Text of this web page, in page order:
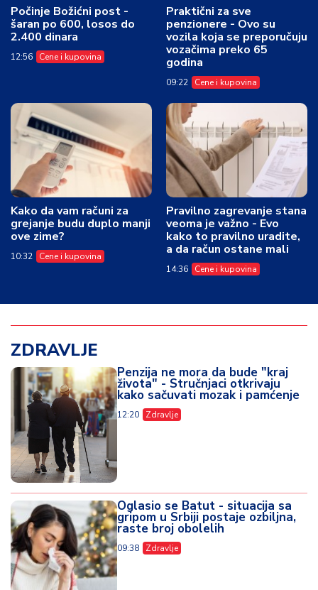
Počinje Božićni post -
šaran po 600, losos do
2.400 dinara
12:56 Cene i kupovina
Praktični za sve
penzionere - Ovo su
vozila koja se preporučuju
vozačima preko 65
godina
09:22 Cene i kupovina
Kako da vam računi za
grejanje budu duplo manji
ove zime?
10:32 Cene i kupovina
Pravilno zagrevanje stana
veoma je važno - Evo
kako to pravilno uradite,
a da račun ostane mali
14:36 Cene i kupovina
ZDRAVLJE
Penzija ne mora da bude "kraj
života" - Stručnjaci otkrivaju
kako sačuvati mozak i pamćenje
12:20 Zdravlje
Oglasio se Batut - situacija sa
gripom u Srbiji postaje ozbiljna,
raste broj obolelih
09:38 Zdravlje